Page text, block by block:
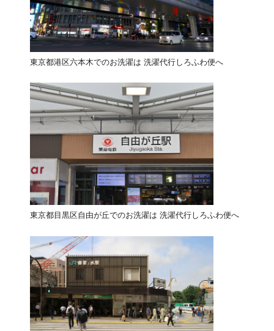
東京都港区六本木でのお洗濯は 洗濯代行しろふわ便へ
東京都目黒区自由が丘でのお洗濯は 洗濯代行しろふわ便へ